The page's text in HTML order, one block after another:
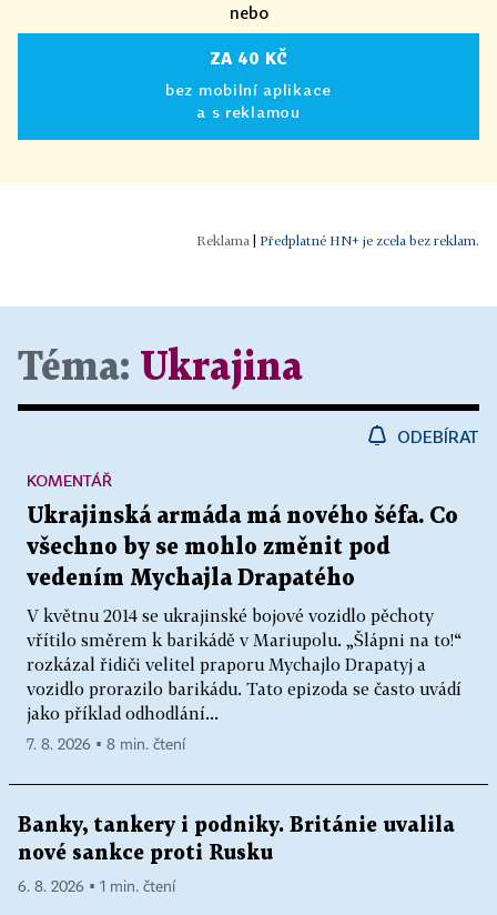
nebo
ZA 40 KČ
bez mobilní aplikace
a s reklamou
Předplatné HN+ je zcela bez reklam.
Téma: Ukrajina
ODEBÍRAT
Ukrajinská armáda má nového šéfa. Co
všechno by se mohlo změnit pod
vedením Mychajla Drapatého
V květnu 2014 se ukrajinské bojové vozidlo pěchoty
vřítilo směrem k barikádě v Mariupolu. „Šlápni na to!“
rozkázal řidiči velitel praporu Mychajlo Drapatyj a
vozidlo prorazilo barikádu. Tato epizoda se často uvádí
jako příklad odhodlání...
KOMENTÁŘ
7. 8. 2026 ▪ 8 min. čtení
Banky, tankery i podniky. Británie uvalila
nové sankce proti Rusku
6. 8. 2026 ▪ 1 min. čtení